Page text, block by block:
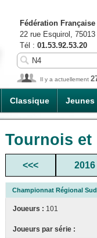
Classique Jeunes
Fédération
22 rue Esquirol,
Tél : 01.53.92.53.20
Il y a actuellement
Tournois
<<< 2016
Championnat Régional
Joueurs : 101
Joueurs par série :